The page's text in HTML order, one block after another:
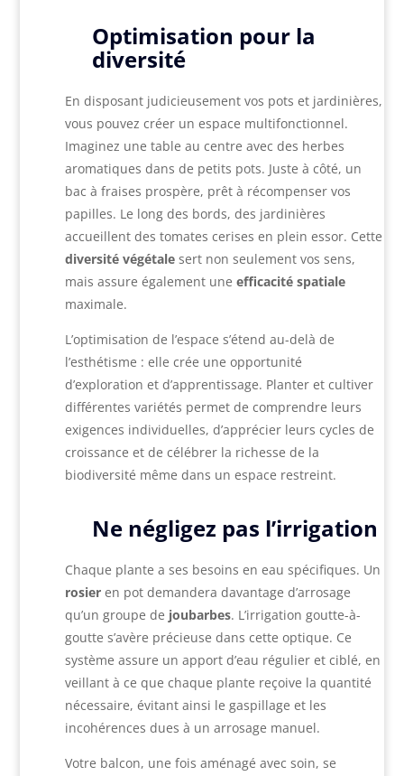
Optimisation pour la
diversité
En disposant judicieusement vos pots et jardinières,
vous pouvez créer un espace multifonctionnel.
Imaginez une table au centre avec des herbes
aromatiques dans de petits pots. Juste à côté, un
bac à fraises prospère, prêt à récompenser vos
papilles. Le long des bords, des jardinières
accueillent des tomates cerises en plein essor. Cette
diversité végétale sert non seulement vos sens,
mais assure également uneefficacité spatiale
maximale.
L’optimisation de l’espace s’étend au-delà de
l’esthétisme : elle crée une opportunité
d’exploration et d’apprentissage. Planter et cultiver
différentes variétés permet de comprendre leurs
exigences individuelles, d’apprécier leurs cycles de
croissance et de célébrer la richesse de la
biodiversité même dans un espace restreint.
Ne négligez pas l’irrigation
Chaque plante a ses besoins en eau spécifiques. Un
rosier en pot demandera davantage d’arrosage
qu’un groupe de joubarbes. L’irrigation goutte-à-
goutte s’avère précieuse dans cette optique. Ce
système assure un apport d’eau régulier et ciblé, en
veillant à ce que chaque plante reçoive la quantité
nécessaire, évitant ainsi le gaspillage et les
incohérences dues à un arrosage manuel.
Votre balcon, une fois aménagé avec soin, se